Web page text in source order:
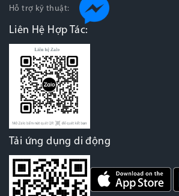
Hỗ trợ kỹ thuật:
Liên Hệ Hợp Tác:
Tải ứng dụng di động